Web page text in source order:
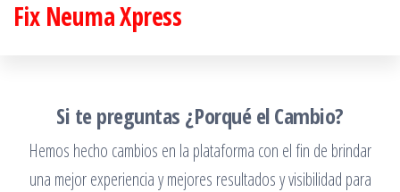
SaltarFix Neuma Xpress
Si te preguntas ¿Porqué el Cambio?
Hemos hecho cambios en la plataforma con el fin de brindar
una mejor experiencia y mejores resultados y visibilidad para